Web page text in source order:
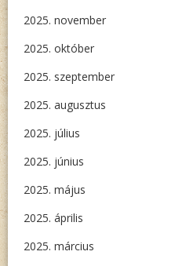
2025. november
2025. október
2025. szeptember
2025. augusztus
2025. július
2025. június
2025. május
2025. április
2025. március